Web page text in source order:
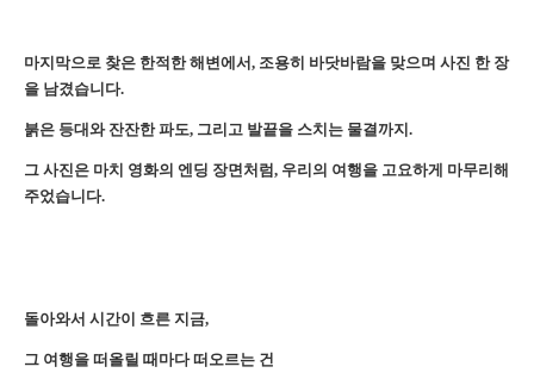
마지막으로 찾은 한적한 해변에서, 조용히 바닷바람을 맞으며 사진 한 장
을 남겼습니다.
붉은 등대와 잔잔한 파도, 그리고 발끝을 스치는 물결까지.
그 사진은 마치 영화의 엔딩 장면처럼, 우리의 여행을 고요하게 마무리해
주었습니다.
돌아와서 시간이 흐른 지금,
그 여행을 떠올릴 때마다 떠오르는 건